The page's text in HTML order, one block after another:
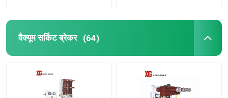
वैक्यूम सर्किट ब्रेकर (64)